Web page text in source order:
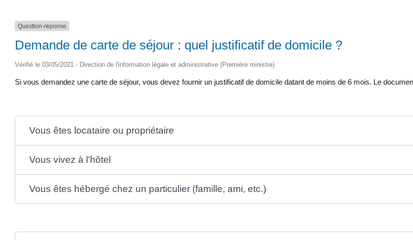
Question-réponse
Demande de carte de séjour : quel justificatif de domicile ?
Vérifié le 03/05/2021 - Direction de l'information légale et administrative (Première ministre)
Si vous demandez une carte de séjour, vous devez fournir un justificatif de domicile datant de moins de 6 mois. Le
Vous êtes locataire ou propriétaire
Vous vivez à l'hôtel
Vous êtes hébergé chez un particulier (famille, ami, etc.)